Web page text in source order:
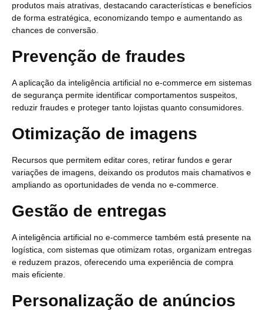
produtos mais atrativas, destacando características e benefícios
de forma estratégica, economizando tempo e aumentando as
chances de conversão.
Prevenção de fraudes
A aplicação da inteligência artificial no e-commerce em sistemas
de segurança permite identificar comportamentos suspeitos,
reduzir fraudes e proteger tanto lojistas quanto consumidores.
Otimização de imagens
Recursos que permitem editar cores, retirar fundos e gerar
variações de imagens, deixando os produtos mais chamativos e
ampliando as oportunidades de venda no e-commerce.
Gestão de entregas
A inteligência artificial no e-commerce também está presente na
logística, com sistemas que otimizam rotas, organizam entregas
e reduzem prazos, oferecendo uma experiência de compra
mais eficiente.
Personalização de anúncios